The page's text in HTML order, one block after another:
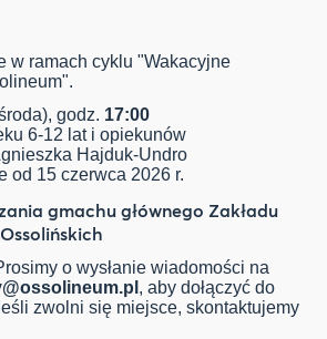
w ramach cyklu "Wakacyjne
godz. 17:00
6-12 lat i opiekunów
Hajduk-Undro
od 15 czerwca 2026 r.
gmachu głównego Zakładu
o wysłanie wiadomości na
, aby dołączyć do
zwolni się miejsce, skontaktujemy